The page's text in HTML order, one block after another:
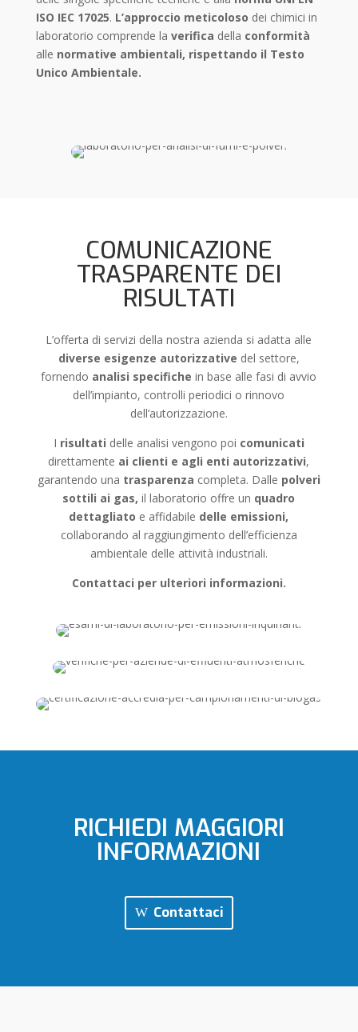
ISO IEC 17025. L’approccio meticoloso dei chimici in
laboratorio comprende la verifica della conformità
alle normative ambientali, rispettando il Testo
Unico Ambientale.
COMUNICAZIONE
TRASPARENTE DEI
RISULTATI
L’offerta di servizi della nostra azienda si adatta alle
diverse esigenze autorizzative del settore,
fornendo analisi specifiche in base alle fasi di avvio
dell’impianto, controlli periodici o rinnovo
dell’autorizzazione.
I risultati delle analisi vengono poi comunicati
direttamente ai clienti e agli enti autorizzativi,
garantendo una trasparenza completa. Dalle polveri
sottili ai gas, il laboratorio offre un quadro
dettagliato e affidabile delle emissioni,
collaborando al raggiungimento dell’efficienza
ambientale delle attività industriali.
Contattaci per ulteriori informazioni.
RICHIEDI MAGGIORI
INFORMAZIONI
Contattaci